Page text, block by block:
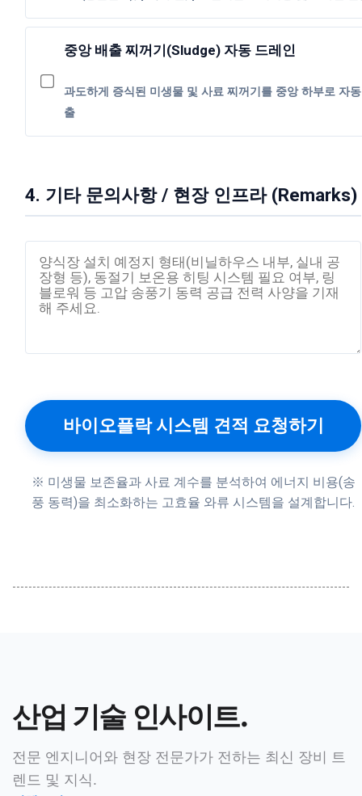
중앙 배출 찌꺼기(Sludge) 자동 드레인
과도하게 증식된 미생물 및 사료 찌꺼기를 중앙 하부로 자
출
4. 기타 문의사항 / 현장 인프라 (Remarks)
바이오플락 시스템 견적 요청하기
※ 미생물 보존율과 사료 계수를 분석하여 에너지 비용(송
풍 동력)을 최소화하는 고효율 와류 시스템을 설계합니다.
산업 기술 인사이트.
전문 엔지니어와 현장 전문가가 전하는 최신 장비 트
렌드 및 지식.